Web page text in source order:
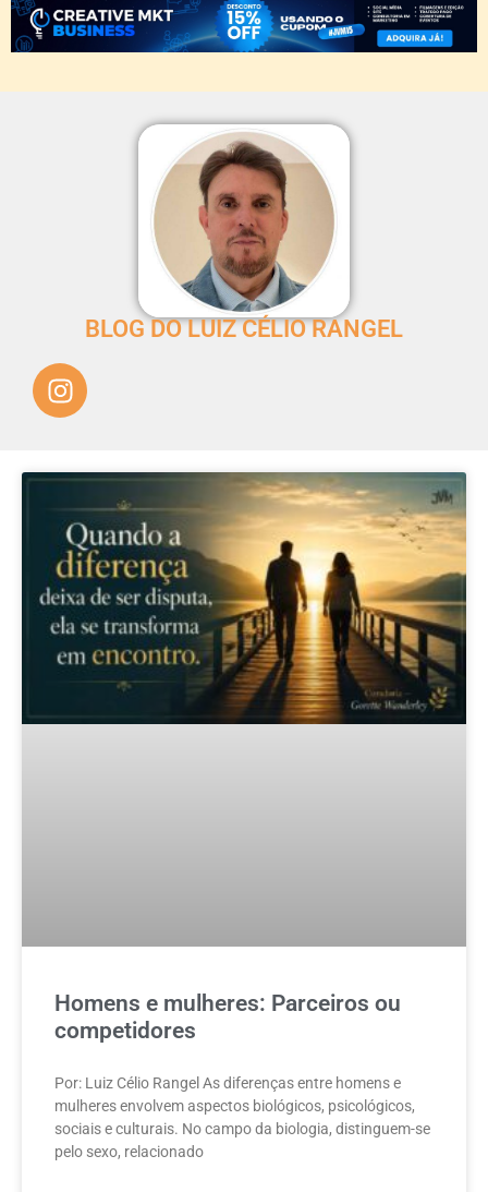
BLOG DO LUIZ CÉLIO RANGEL
Homens e mulheres: Parceiros ou
competidores
Por: Luiz Célio Rangel As diferenças entre homens e
mulheres envolvem aspectos biológicos, psicológicos,
sociais e culturais. No campo da biologia, distinguem-se
pelo sexo, relacionado